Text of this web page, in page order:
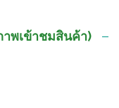
พเข้าชมสินค้า)